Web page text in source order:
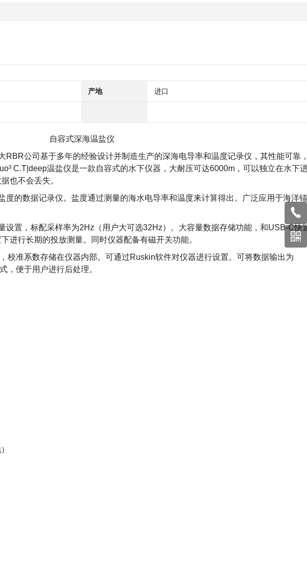
产地 进口
自容式深海温盐仪
RBR公司基于多年的经验设计并制造生产的深海电导率和温度记录仪，其性能可靠
C.T|deep温盐仪是一款自容式的水下仪器，大耐压可达6000m，可以独立在水下
也不会丢失。
度的数据记录仪。盐度通过测量的海水电导率和温度来计算得出。广泛应用于海洋
设置，标配采样率为2Hz（用户大可选32Hz）。大容量数据存储功能，和USB-C快
进行长期的投放测量。同时仪器配备有磁开关功能。
校准系数存储在仪器内部。可通过Ruskin软件对仪器进行设置。可将数据输出为
，便于用户进行后处理。